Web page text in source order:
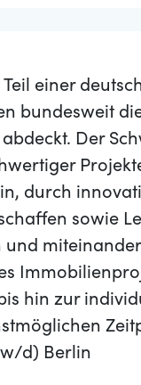
einer
bundesweit
Der
durch
sowie
hin zur
d) Berlin